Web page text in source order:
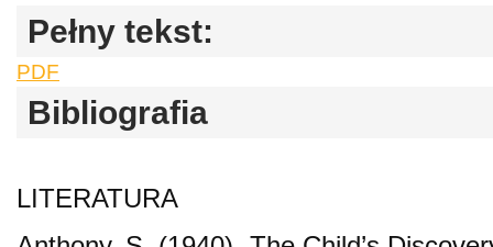
Pełny tekst:
PDF
Bibliografia
LITERATURA